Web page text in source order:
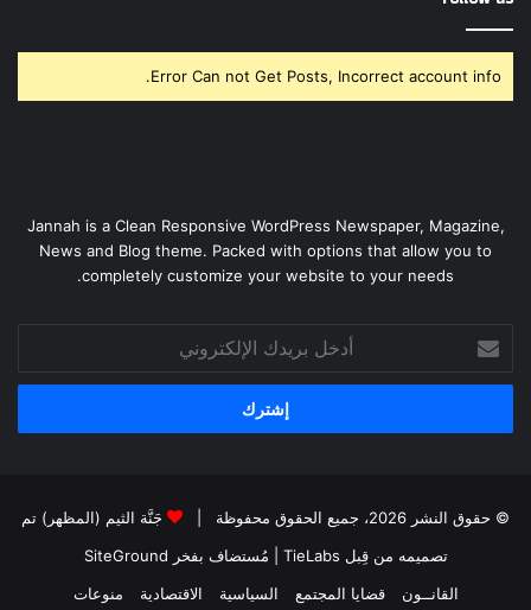
Error Can not Get Posts, Incorrect account info.
Jannah is a Clean Responsive WordPress Newspaper, Magazine,
News and Blog theme. Packed with options that allow you to
completely customize your website to your needs.
بريدك
الإلكتروني
© حقوق النشر 2026، جميع الحقوق محفوظة |
جَنَّة الثيم (المظهر) تم
تصميمه من قِبل TieLabs
| مُستضاف بفخر SiteGround
القانــون
قضايا المجتمع السياسية الاقتصادية منوعات